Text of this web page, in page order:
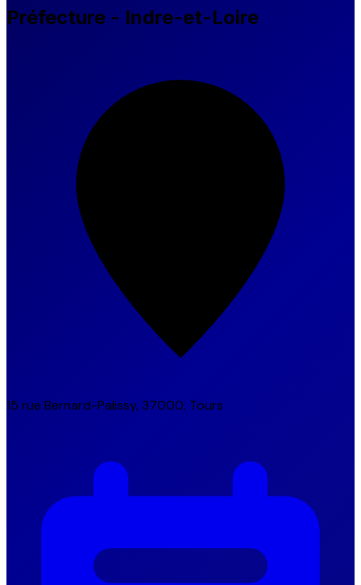
Préfecture - Indre-et-Loire
15 rue Bernard-Palissy, 37000, Tours